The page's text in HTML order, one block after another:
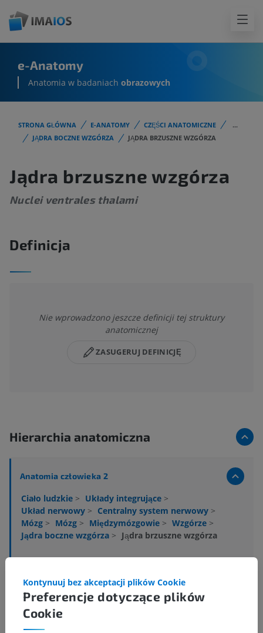
e-Anatomy
Anatomia w badaniach obrazowych
STRONA GŁÓWNA E-ANATOMY CZĘŚCI ANATOMICZNE
...
JĄDRA BOCZNE WZGÓRZA
JĄDRA BRZUSZNE WZGÓRZA
Jądra brzuszne wzgórza
Nuclei ventrales thalami
Definicja
Nie wprowadzono jeszcze definicji tej struktury
anatomicznej
ZASUGERUJ DEFINICJĘ
Hierarchia anatomiczna
Anatomia człowieka 2
Ciało ludzkie > Układy integrujące >
Układ nerwowy > Centralny system nerwowy >
Mózg > Mózg > Międzymózgowie > Wzgórze >
Jądra boczne wzgórza > Jądra brzuszne wzgórza
Powiązane struktury:
Jądro brzuszno-boczne
Jądro brzuszne przyśrodkowe
Jądro brzuszno-podstawne
Preferencje dotyczące plików
Cookie
Kontynuuj bez akceptacji plików Cookie